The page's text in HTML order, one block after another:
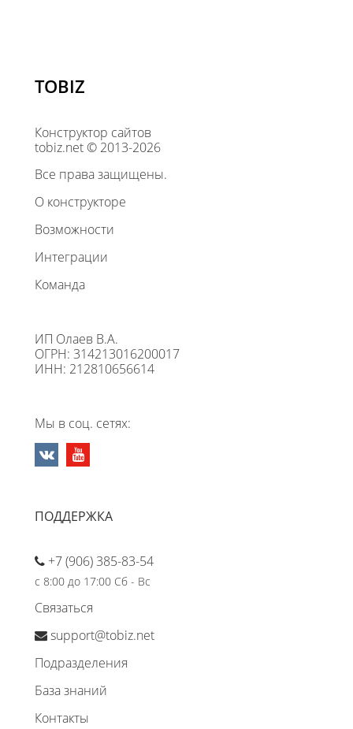
TOBIZ
Конструктор сайтов
tobiz.net © 2013-2026
Все права защищены.
О конструкторе
Возможности
Интеграции
Команда
ИП Олаев В.А.
ОГРН: 314213016200017
ИНН: 212810656614
Мы в соц. сетях:
ПОДДЕРЖКА
+7 (906) 385-83-54
с 8:00 до 17:00 Сб - Вс
Связаться
support@tobiz.net
Подразделения
База знаний
Контакты